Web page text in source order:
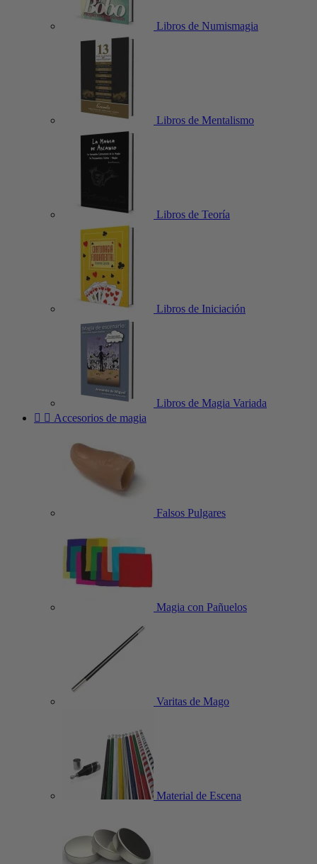
Libros de Numismagia
Libros de Mentalismo
Libros de Teoría
Libros de Iniciación
Libros de Magia Variada
  Accesorios de magia
Falsos Pulgares
Magia con Pañuelos
Varitas de Mago
Material de Escena